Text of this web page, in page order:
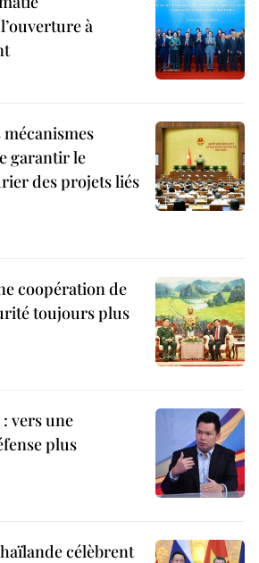
à
garantir le
des projets liés
coopération de
toujours plus
vers une
plus
célèbrent